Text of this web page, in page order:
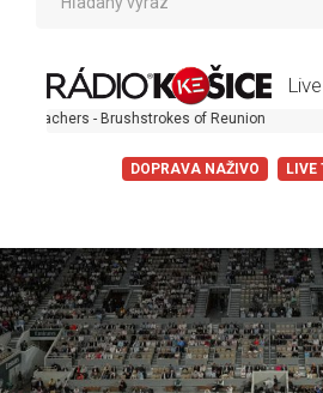
of Reunion
DOPRAVA NAŽIVO LIVE